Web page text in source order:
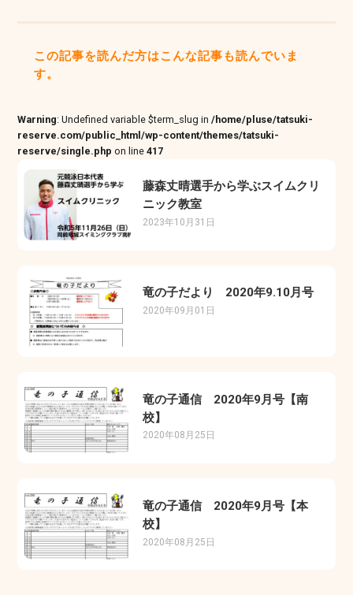
この記事を読んだ方はこんな記事も読んでいま
す。
Warning: Undefined variable $term_slug in/home/pluse/tatsuki-
reserve.com/public_html/wp-content/themes/tatsuki-
reserve/single.php on line417
藤森丈晴選手から学ぶスイムクリ
ニック教室
2023年10月31日
竜の子だより 2020年9.10月号
2020年09月01日
竜の子通信 2020年9月号【南
校】
2020年08月25日
竜の子通信 2020年9月号【本
校】
2020年08月25日